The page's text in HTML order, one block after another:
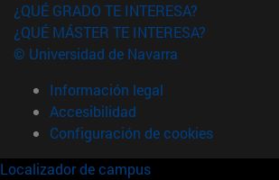
¿QUÉ GRADO TE INTERESA?
¿QUÉ MÁSTER TE INTERESA?
© Universidad de Navarra
Información legal
Accesibilidad
Configuración de cookies
Localizador de campus